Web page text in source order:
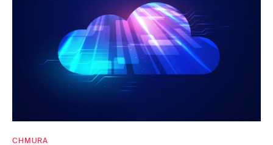
CHMURA